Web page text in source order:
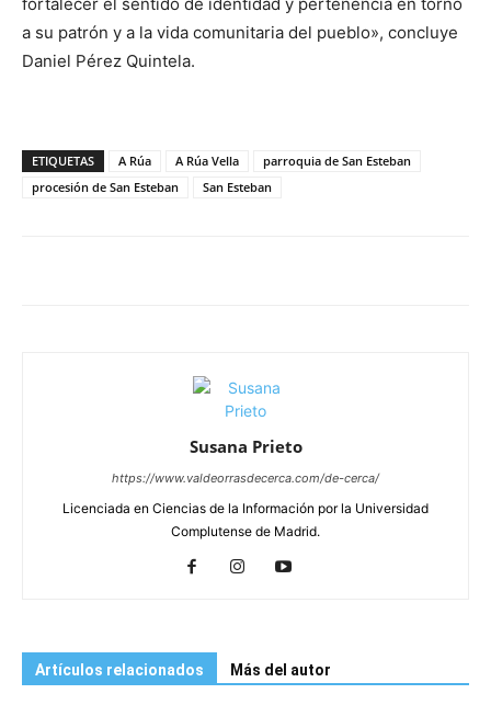
fortalecer el sentido de identidad y pertenencia en torno
a su patrón y a la vida comunitaria del pueblo», concluye
Daniel Pérez Quintela.
ETIQUETAS A Rúa A Rúa Vella
parroquia de San Esteban
procesión de San Esteban
San Esteban
Susana Prieto
https://www.valdeorrasdecerca.com/de-cerca/
Licenciada en Ciencias de la Información por la Universidad
Complutense de Madrid.
Artículos relacionados Más del autor